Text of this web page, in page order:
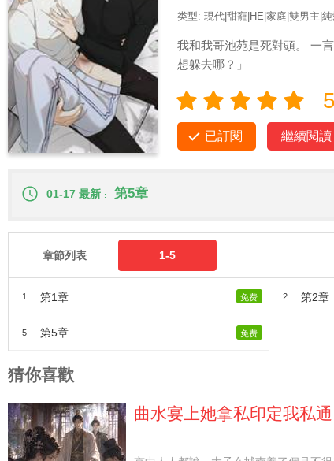
类型: 現代|甜寵|HE|家庭|雙男主|
我和我哥池苑是死對頭。 一
想躲去哪？」
5
已訂閱 繼續閱讀
01-17 最新 第5章
章節列表 1-5
1 第1章 免费 2 第2章
5 第5章 免费
猜你喜歡
曲水宴上她拿私印定我私